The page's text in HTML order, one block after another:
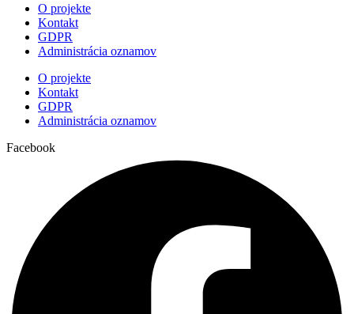
O projekte
Kontakt
GDPR
Administrácia oznamov
O projekte
Kontakt
GDPR
Administrácia oznamov
Facebook